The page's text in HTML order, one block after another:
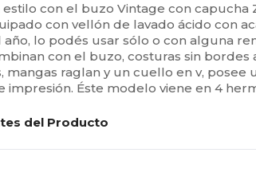
estilo con el buzo Vintage con
con vellón de lavado ácido con
lo podés usar sólo o con alguna
con el buzo, costuras sin
mangas raglan y un cuello en v,
impresión. Éste modelo viene en 4
del Producto